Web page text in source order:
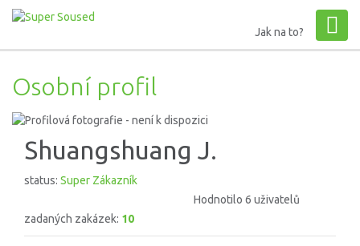
Jak na to?
Osobní profil
Shuangshuang J.
status: Super Zákazník
Hodnotilo 6 uživatelů
zadaných zakázek: 10